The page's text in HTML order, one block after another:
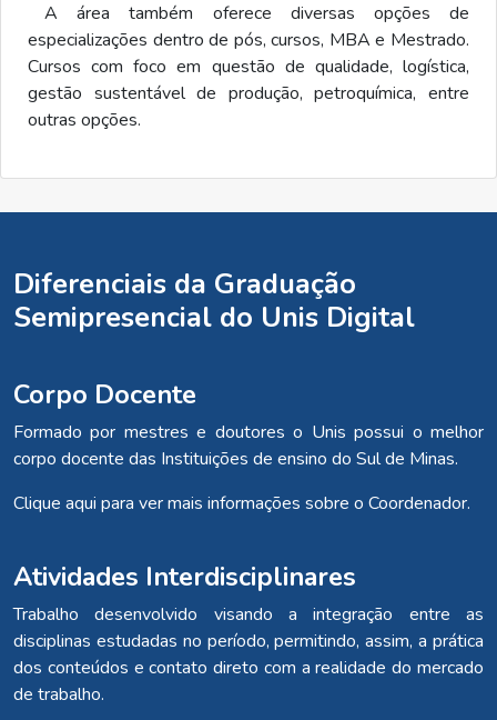
A área também oferece diversas opções de
especializações dentro de pós, cursos, MBA e Mestrado.
Cursos com foco em questão de qualidade, logística,
gestão sustentável de produção, petroquímica, entre
outras opções.
Diferenciais da Graduação
Semipresencial do Unis Digital
Corpo Docente
Formado por mestres e doutores o Unis possui o melhor
corpo docente das Instituições de ensino do Sul de Minas.
Clique aqui para ver mais informações sobre o Coordenador.
Atividades Interdisciplinares
Trabalho desenvolvido visando a integração entre as
disciplinas estudadas no período, permitindo, assim, a prática
dos conteúdos e contato direto com a realidade do mercado
de trabalho.